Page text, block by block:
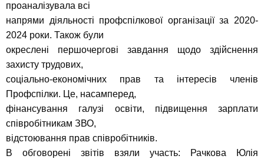
проаналізувала всі
напрями діяльності профспілкової організації за 2020-
2024 роки. Також були
окреслені першочергові завдання щодо здійснення
захисту трудових,
соціально-економічних прав та інтересів членів
Профспілки. Це, насамперед,
фінансування галузі освіти, підвищення зарплати
співробітникам ЗВО,
відстоювання прав співробітників.
В обговорені звітів взяли участь: Рачкова Юлія